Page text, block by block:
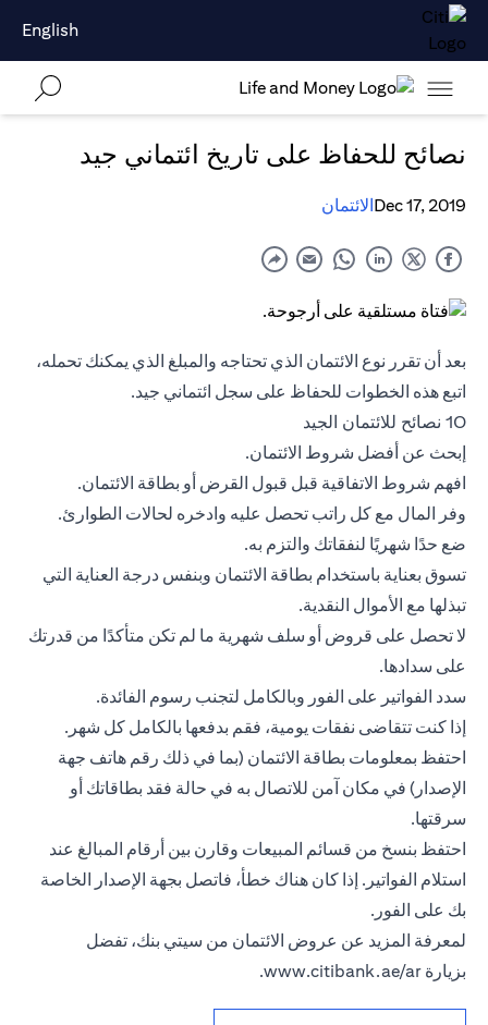
English
نصائح للحفاظ على تاريخ ائتماني جيد
Dec 17, 2019الائتمان
بعد أن تقرر نوع الائتمان الذي تحتاجه والمبلغ الذي يمكنك تحمله،
اتبع هذه الخطوات للحفاظ على سجل ائتماني جيد.
10 نصائح للائتمان الجيد
إبحث عن أفضل شروط الائتمان.
افهم شروط الاتفاقية قبل قبول القرض أو بطاقة الائتمان.
وفر المال مع كل راتب تحصل عليه وادخره لحالات الطوارئ.
ضع حدًا شهريًا لنفقاتك والتزم به.
تسوق بعناية باستخدام بطاقة الائتمان وبنفس درجة العناية التي
تبذلها مع الأموال النقدية.
لا تحصل على قروض أو سلف شهرية ما لم تكن متأكدًا من قدرتك
على سدادها.
سدد الفواتير على الفور وبالكامل لتجنب رسوم الفائدة.
إذا كنت تتقاضى نفقات يومية، فقم بدفعها بالكامل كل شهر.
احتفظ بمعلومات بطاقة الائتمان (بما في ذلك رقم هاتف جهة
الإصدار) في مكان آمن للاتصال به في حالة فقد بطاقاتك أو
سرقتها.
احتفظ بنسخ من قسائم المبيعات وقارن بين أرقام المبالغ عند
استلام الفواتير. إذا كان هناك خطأ، فاتصل بجهة الإصدار الخاصة
بك على الفور.
لمعرفة المزيد عن عروض الائتمان من سيتي بنك، تفضل
بزيارة www.citibank.ae/ar
.